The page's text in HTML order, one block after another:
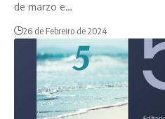
de marzo e…
26 de Febreiro de 2024